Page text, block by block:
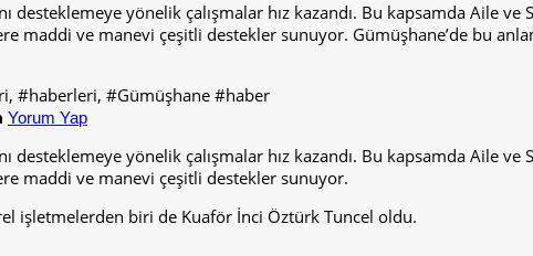
desteklemeye yönelik çalışmalar hız kazandı. Bu kapsamda Aile ve
maddi ve manevi çeşitli destekler sunuyor. Gümüşhane’de bu
Yorum Yap
desteklemeye yönelik çalışmalar hız kazandı. Bu kapsamda Aile ve
maddi ve manevi çeşitli destekler sunuyor.
işletmelerden biri de Kuaför İnci Öztürk Tuncel oldu.